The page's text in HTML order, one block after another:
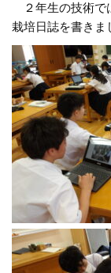
２年生の技術で
栽培日誌を書きま